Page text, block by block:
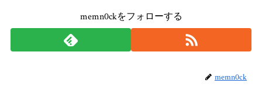
memn0ckをフォローする
memn0ck